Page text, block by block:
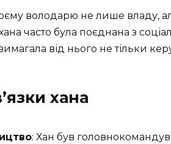
володарю не лише владу,
часто була поєднана з
від нього не тільки
хана
: Хан був